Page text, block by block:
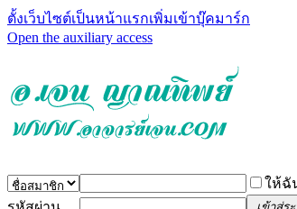
ตั้งเว็บไซต์เป็นหน้าแรกเพิ่มเข้าบุ๊คมาร์ก
Open the auxiliary access
ให้ฉั